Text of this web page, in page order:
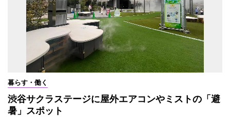
暮らす・働く
渋谷サクラステージに屋外エアコンやミストの「避
暑」スポット